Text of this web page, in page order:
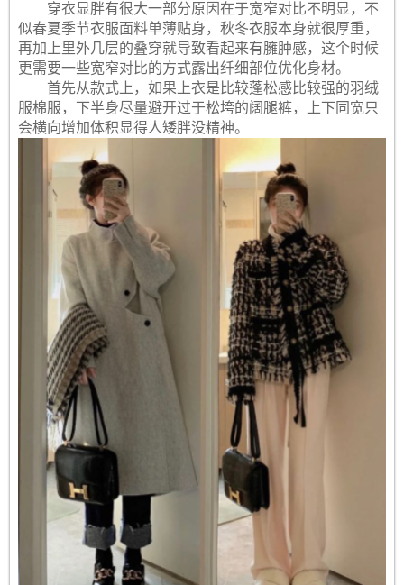
穿衣显胖有很大一部分原因在于宽窄对比不明显，不
似春夏季节衣服面料单薄贴身，秋冬衣服本身就很厚重，
再加上里外几层的叠穿就导致看起来有臃肿感，这个时候
更需要一些宽窄对比的方式露出纤细部位优化身材。
首先从款式上，如果上衣是比较蓬松感比较强的羽绒
服棉服，下半身尽量避开过于松垮的阔腿裤，上下同宽只
会横向增加体积显得人矮胖没精神。